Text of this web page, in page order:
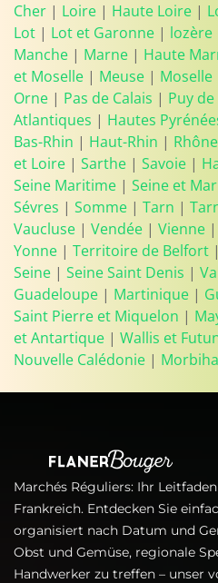
Cher | Loire | Haute Loire |
Lot | Lot et Garonne | lozère
Manche | Marne | Haute
et Moselle | Meuse | Moselle
Orne | Pas de Calais | Puy
Atlantiques | Hautes
Bas-Rhin | Haut-Rhin | Rhône
et Loire | Sarthe | Savoie |
Seine Maritime | Seine et
Sévres | Somme | Tarn |
Vaucluse | Vendée | Vienne |
Yonne | Territoire de Belfort |
Seine | Seine Saint Denis |
Guadeloupe | Martinique |
Saint Pierre et Miquelon |
et Antartique | Wallis et
Nouvelle Calédonie |
Marchés Réguliers: Ihr
Frankreich. Entdecken Sie
organisiert nach Datum und
Obst und Gemüse, regionale
Handwerker zu treffen – unser